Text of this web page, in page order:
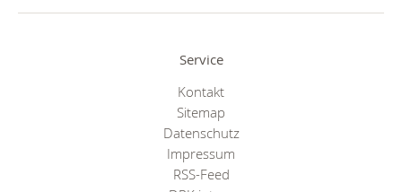
Service
Kontakt
Sitemap
Datenschutz
Impressum
RSS-Feed